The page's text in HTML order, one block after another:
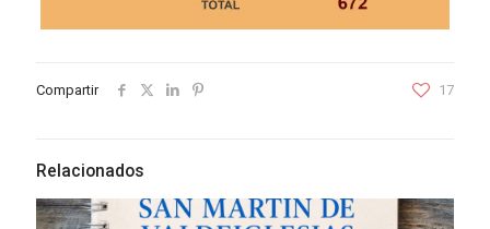
Compartir 17
Relacionados